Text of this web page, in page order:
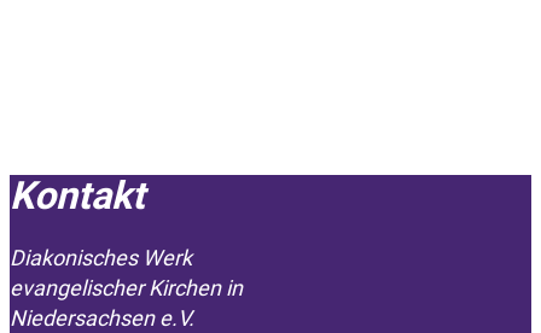
Kontakt
Diakonisches Werk
evangelischer Kirchen in
­Niedersachsen e.V.